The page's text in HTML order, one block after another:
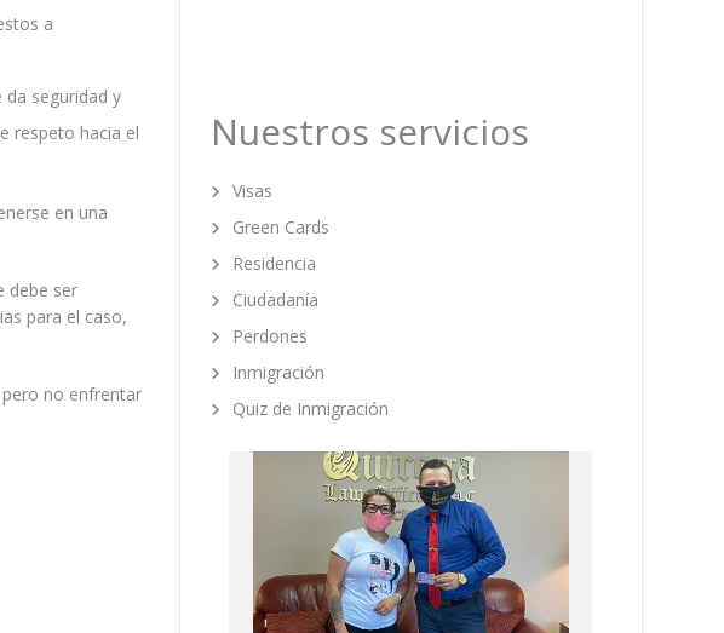
a
seguridad y
respeto hacia el
en una
debe ser
para el caso,
no enfrentar
Nuestros servicios
Visas
Green Cards
Residencia
Ciudadanía
Perdones
Inmigración
Quiz de Inmigración